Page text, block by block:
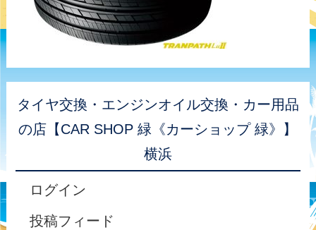
タイヤ交換・エンジンオイル交換・カー用品
の店【CAR SHOP 緑《カーショップ 緑》】
横浜
ログイン
投稿フィード